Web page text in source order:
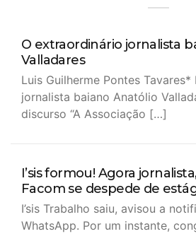
O extraordinário jornalista
Valladares
Luis Guilherme Pontes Tavares*
jornalista baiano Anatólio
discurso “A Associação […]
I’sis formou! Agora
Facom se despede de
I’sis Trabalho saiu, avisou a
WhatsApp. Por um instante,